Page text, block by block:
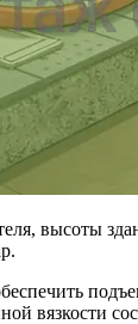
высоты
вязкости